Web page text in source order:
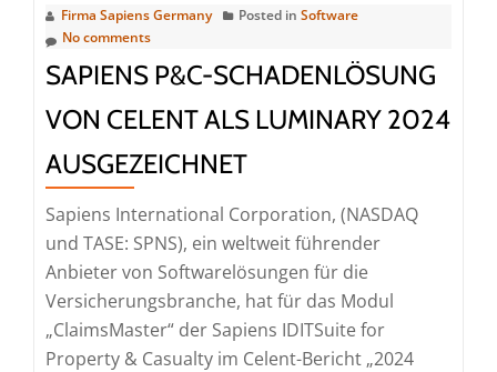
Firma Sapiens Germany Posted in Software
No comments
SAPIENS P&C-SCHADENLÖSUNG
VON CELENT ALS LUMINARY 2024
AUSGEZEICHNET
Sapiens International Corporation, (NASDAQ
und TASE: SPNS), ein weltweit führender
Anbieter von Softwarelösungen für die
Versicherungsbranche, hat für das Modul
„ClaimsMaster“ der Sapiens IDITSuite for
Property & Casualty im Celent-Bericht „2024